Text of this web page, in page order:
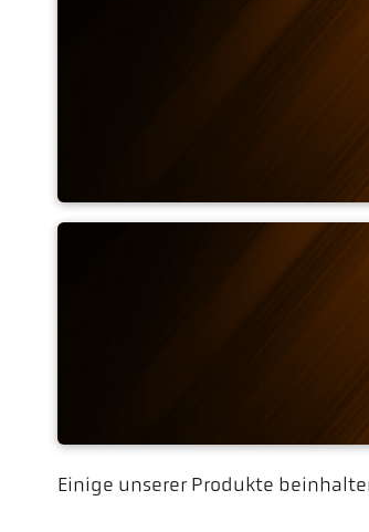
Software
IO-Link
Einige unserer Produkte